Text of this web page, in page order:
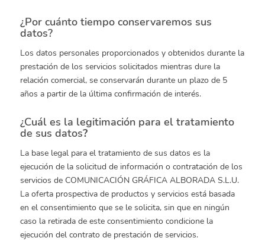
¿Por cuánto tiempo conservaremos sus
datos?
Los datos personales proporcionados y obtenidos durante la
prestación de los servicios solicitados mientras dure la
relación comercial, se conservarán durante un plazo de 5
años a partir de la última confirmación de interés.
¿Cuál es la legitimación para el tratamiento
de sus datos?
La base legal para el tratamiento de sus datos es la
ejecución de la solicitud de información o contratación de los
servicios de COMUNICACIÓN GRÁFICA ALBORADA S.L.U.
La oferta prospectiva de productos y servicios está basada
en el consentimiento que se le solicita, sin que en ningún
caso la retirada de este consentimiento condicione la
ejecución del contrato de prestación de servicios.